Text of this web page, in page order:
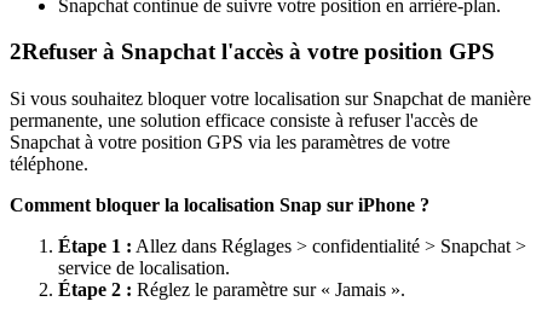
Snapchat continue de suivre votre position en arrière-plan.
2Refuser à Snapchat l'accès à votre position GPS
Si vous souhaitez bloquer votre localisation sur Snapchat de manière
permanente, une solution efficace consiste à refuser l'accès de
Snapchat à votre position GPS via les paramètres de votre
téléphone.
Comment bloquer la localisation Snap sur iPhone ?
Étape 1 : Allez dans Réglages > confidentialité > Snapchat >
service de localisation.
Étape 2 : Réglez le paramètre sur « Jamais ».